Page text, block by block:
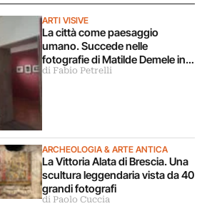
ARTI VISIVE
La città come paesaggio
umano. Succede nelle
fotografie di Matilde Demele in
mostra a Roma
di Fabio Petrelli
ARCHEOLOGIA & ARTE ANTICA
La Vittoria Alata di Brescia. Una
scultura leggendaria vista da 40
grandi fotografi
di Paolo Cuccia